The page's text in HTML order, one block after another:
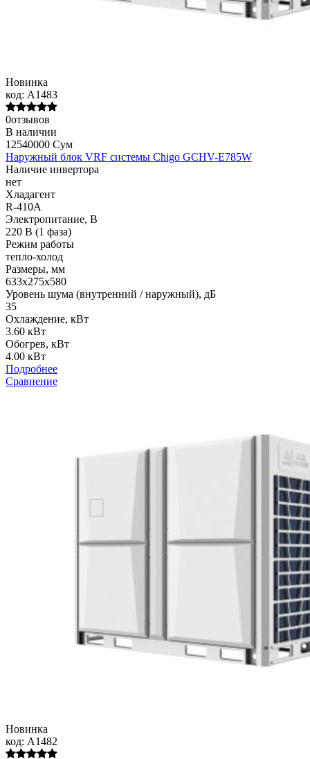
Новинка
код: A1483
0отзывов
В наличии
12540000 Сум
Наружный блок VRF системы Chigo GCHV-E785W
Наличие инвертора
нет
Хладагент
R-410A
Электропитание, В
220 В (1 фаза)
Режим работы
тепло-холод
Размеры, мм
633х275х580
Уровень шума (внутренний / наружный), дБ
35
Охлаждение, кВт
3.60 кВт
Обогрев, кВт
4.00 кВт
Подробнее
Сравнение
Новинка
код: A1482